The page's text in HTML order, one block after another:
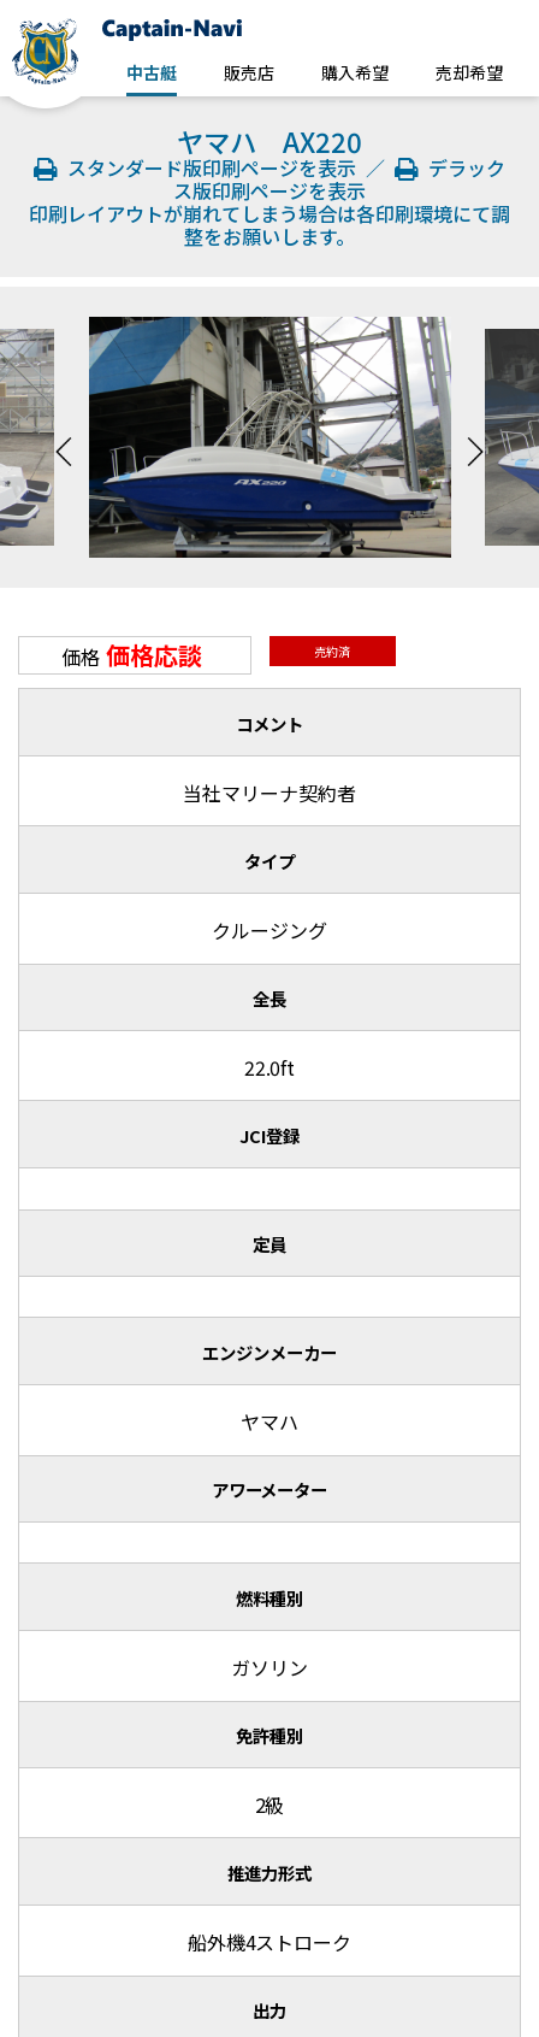
中古艇 販売店 購入希望 売却希望
ヤマハ AX220
スタンダード版印刷ページを表示 ／
デラック
ス版印刷ページを表示
印刷レイアウトが崩れてしまう場合は各印刷環境にて調
整をお願いします。
価格 価格応談 売約済
コメント
当社マリーナ契約者
タイプ
クルージング
全長
22.0ft
JCI登録
定員
エンジンメーカー
ヤマハ
アワーメーター
燃料種別
ガソリン
免許種別
2級
推進力形式
船外機4ストローク
出力